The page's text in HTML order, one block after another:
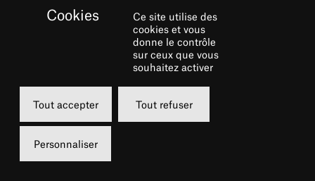
Biographie
Né en 1965, à Lyon,Philippe Bérodot
une formation musicale au Studio des
Variétés (école de la SACEM) en 1986/1987,
Ce site utilise des
cookies et vous
donne le contrôle
sur ceux que vous
souhaitez activer
Tout accepter Tout refuser
Personnaliser